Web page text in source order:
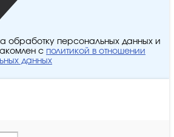
обработку персональных данных и
с политикой в отношении
данных